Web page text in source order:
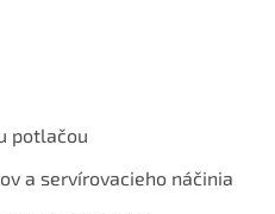
potlačou
a servírovacieho náčinia